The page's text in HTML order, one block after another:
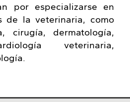
por especializarse en
de la veterinaria, como
cirugía, dermatología,
veterinaria,